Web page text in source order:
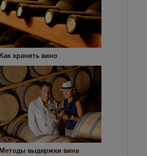
Как хранить вино
Методы выдержки вина